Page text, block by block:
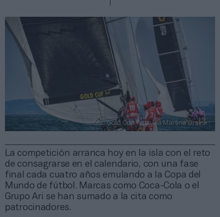
La competición arranca hoy en la isla con el reto
de consagrarse en el calendario, con una fase
final cada cuatro años emulando a la Copa del
Mundo de fútbol. Marcas como Coca-Cola o el
Grupo Ari se han sumado a la cita como
patrocinadores.
SSL Gold Cup Foto vía Martina Orsini